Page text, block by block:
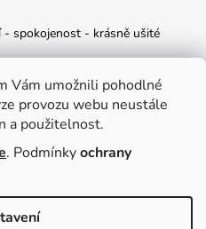
Vám umožnili pohodlné
provozu webu neustále
a použitelnost.
. Podmínkyochrany
je 5 z 5 hvězdiček.
- spokojenost - krásně ušité
DINO
je 5 z 5 hvězdiček.